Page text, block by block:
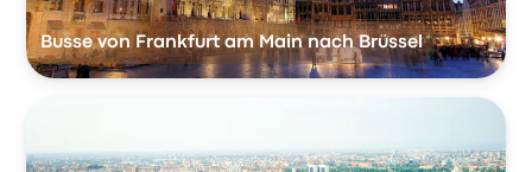
Busse von Frankfurt am Main nach Brüssel